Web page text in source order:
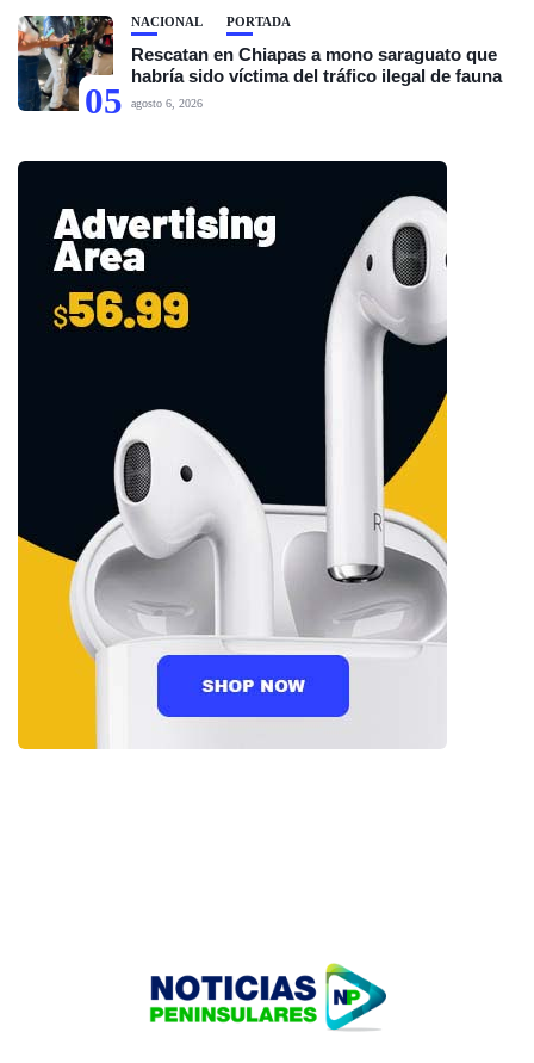
05
NACIONAL PORTADA
Rescatan en Chiapas a mono saraguato que
habría sido víctima del tráfico ilegal de fauna
agosto 6, 2026